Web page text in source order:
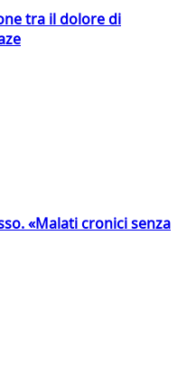
tra il dolore di
«Malati cronici senza